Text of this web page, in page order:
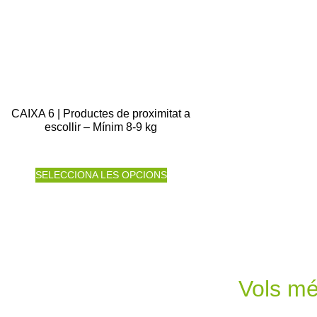
CAIXA 6 | Productes de proximitat a
escollir – Mínim 8-9 kg
SELECCIONA LES OPCIONS
Vols